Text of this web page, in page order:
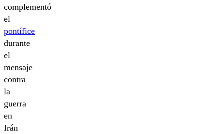
complementó
el
pontífice
durante
el
mensaje
contra
la
guerra
en
Irán